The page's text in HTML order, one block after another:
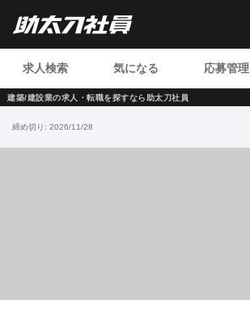
建築/建設業の求人・転職を探すなら助太刀社員
求人検索 気になる 応募管理
締め切り: 2026/11/28